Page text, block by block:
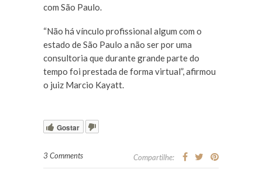
com São Paulo.
“Não há vínculo profissional algum com o
estado de São Paulo a não ser por uma
consultoria que durante grande parte do
tempo foi prestada de forma virtual”, afirmou
o juiz Marcio Kayatt.
Gostar
3 Comments Compartilhe: